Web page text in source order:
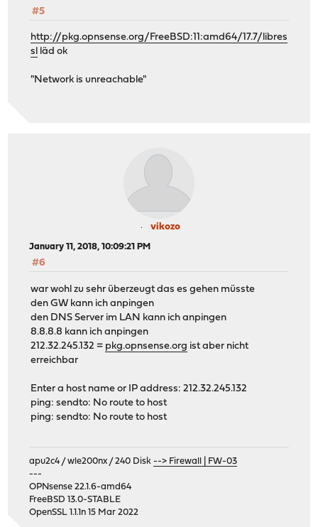
#5
http://pkg.opnsense.org/FreeBSD:11:amd64/17.7/libres
sl
läd ok
"Network is unreachable"
vikozo
January 11, 2018, 10:09:21 PM
#6
war wohl zu sehr überzeugt das es gehen müsste
den GW kann ich anpingen
den DNS Server im LAN kann ich anpingen
8.8.8.8 kann ich anpingen
212.32.245.132 = pkg.opnsense.org ist aber nicht
erreichbar
Enter a host name or IP address: 212.32.245.132
ping: sendto: No route to host
ping: sendto: No route to host
apu2c4 / wle200nx / 240 Disk--> Firewall | FW-03
---
OPNsense 22.1.6-amd64
FreeBSD 13.0-STABLE
OpenSSL 1.1.1n 15 Mar 2022